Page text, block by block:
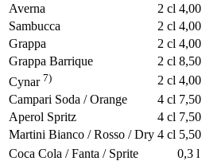
Averna
2 cl 4,00
Sambucca
2 cl 4,00
Grappa
2 cl 4,00
Grappa Barrique
2 cl 8,50
Cynar 7) 2 cl 4,00
Campari Soda / Orange
4 cl 7,50
Aperol Spritz
4 cl 7,50
Martini Bianco / Rosso / Dry 4 cl 5,50
Coca Cola / Fanta / Sprite
0,3 l